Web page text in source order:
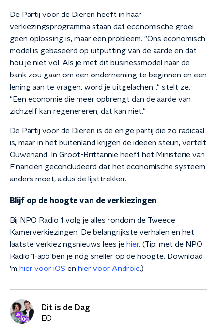
De Partij voor de Dieren heeft in haar
verkiezingsprogramma staan dat economische groei
geen oplossing is, maar een probleem. "Ons economisch
model is gebaseerd op uitputting van de aarde en dat
hou je niet vol. Als je met dit businessmodel naar de
bank zou gaan om een onderneming te beginnen en een
lening aan te vragen, word je uitgelachen..." stelt ze.
"Een economie die meer opbrengt dan de aarde van
zichzelf kan regenereren, dat kan niet."
De Partij voor de Dieren is de enige partij die zo radicaal
is, maar in het buitenland krijgen de ideeën steun, vertelt
Ouwehand. In Groot-Brittannië heeft het Ministerie van
Financiën geconcludeerd dat het economische systeem
anders moet, aldus de lijsttrekker.
Blijf op de hoogte van de verkiezingen
Bij NPO Radio 1 volg je alles rondom de Tweede
Kamerverkiezingen. De belangrijkste verhalen en het
laatste verkiezingsnieuws lees je hier. (Tip: met de NPO
Radio 1-app ben je nóg sneller op de hoogte. Download
'm hier voor iOS en hier voor Android.)
Dit is de Dag
EO